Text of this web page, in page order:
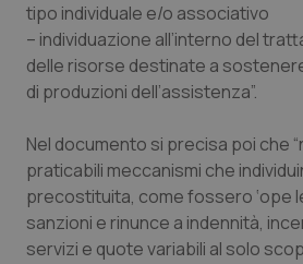
Quotidiano Pediatria
Rene & patologie
Salute orale & impianti
Sangue & coagulazione
Tiroide
tipo individuale e/o associativo
– individuazione all’interno del
delle risorse destinate a
di produzioni dell’assistenza”.
Nel documento si precisa poi che
praticabili meccanismi che
precostituita, come fossero ‘ope
sanzioni e rinunce a indennità,
servizi e quote variabili al solo